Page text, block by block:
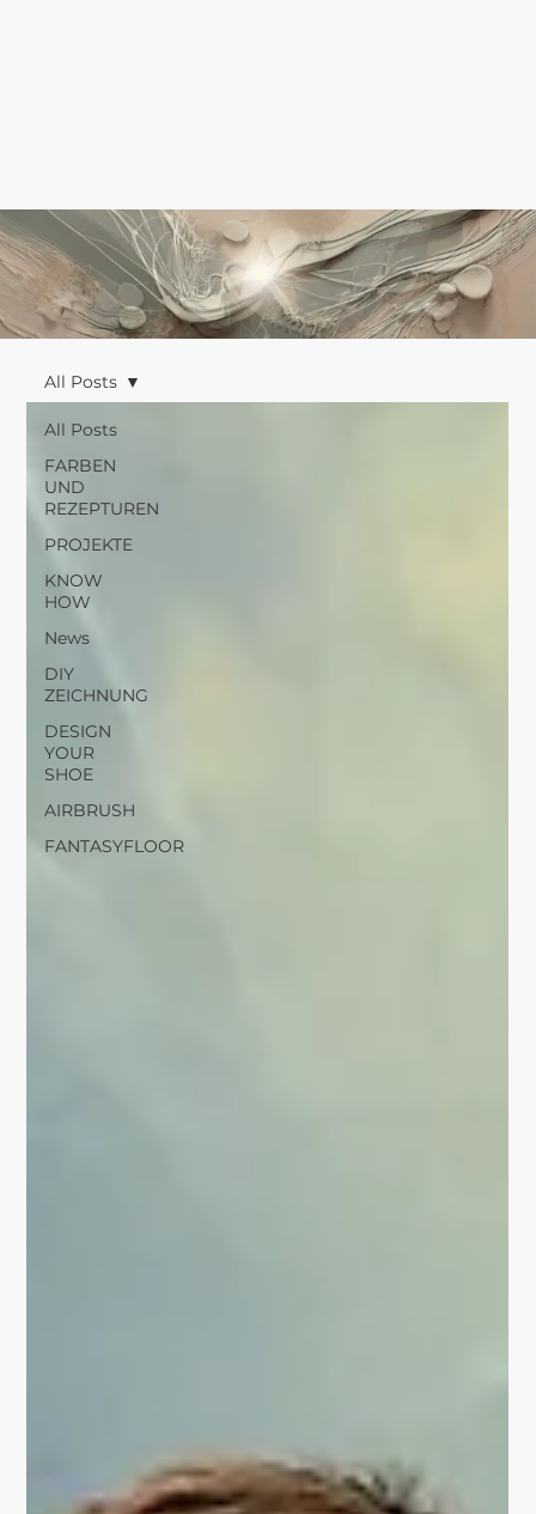
All Posts
FARBEN
UND
REZEPTUREN
PROJEKTE
KNOW
HOW
News
DIY
ZEICHNUNG
DESIGN
YOUR
SHOE
AIRBRUSH
FANTASYFLOOR
All Posts